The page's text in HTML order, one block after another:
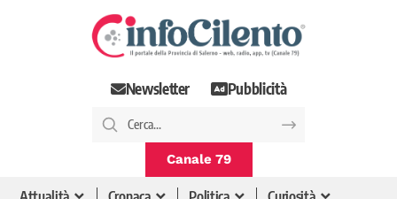
Newsletter Pubblicità
Canale 79